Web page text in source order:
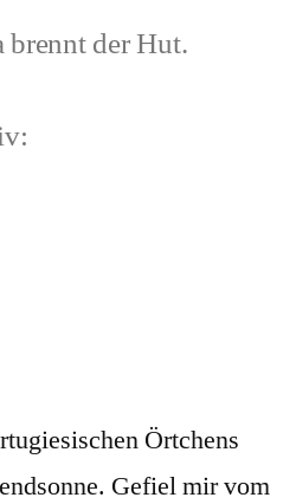
brennt der Hut.
Örtchens
Gefiel mir vom